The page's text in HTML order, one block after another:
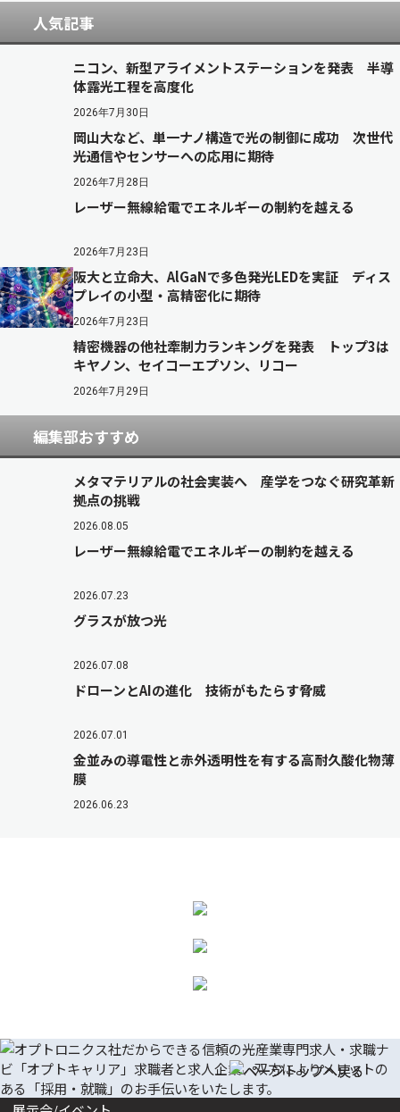
人気記事
ニコン、新型アライメントステーションを発表 半導
体露光工程を高度化
2026年7月30日
岡山大など、単一ナノ構造で光の制御に成功 次世代
光通信やセンサーへの応用に期待
2026年7月28日
レーザー無線給電でエネルギーの制約を越える
2026年7月23日
阪大と立命大、AlGaNで多色発光LEDを実証 ディス
プレイの小型・高精密化に期待
2026年7月23日
精密機器の他社牽制力ランキングを発表 トップ3は
キヤノン、セイコーエプソン、リコー
2026年7月29日
編集部おすすめ
メタマテリアルの社会実装へ 産学をつなぐ研究革新
拠点の挑戦
2026.08.05
レーザー無線給電でエネルギーの制約を越える
2026.07.23
グラスが放つ光
2026.07.08
ドローンとAIの進化 技術がもたらす脅威
2026.07.01
金並みの導電性と赤外透明性を有する高耐久酸化物薄
膜
2026.06.23